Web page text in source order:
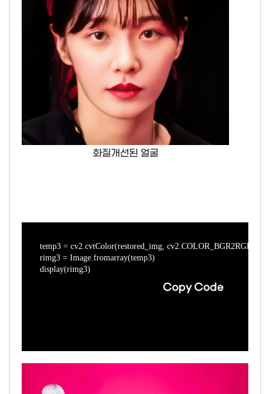
화질개선된 얼굴
temp3 = cv2.cvtColor(restored_img, cv2.COLOR_BGR2RGB)
rimg3 = Image.fromarray(temp3)
display(rimg3)
Copy Code